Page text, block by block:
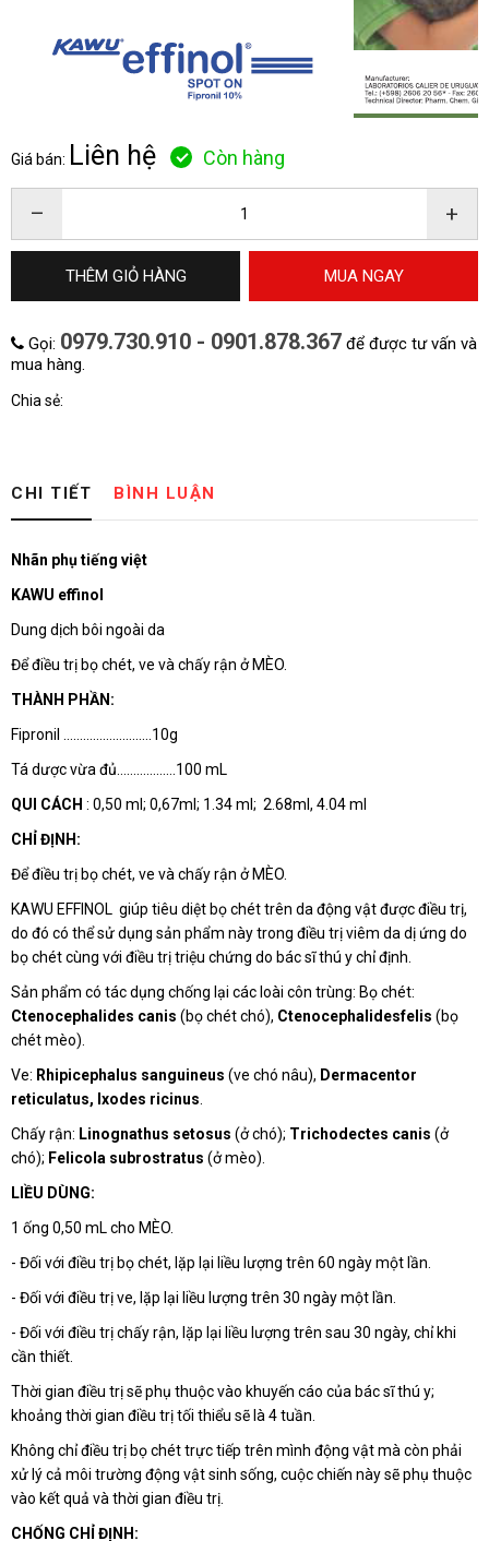
Giá bán: Liên hệ Còn hàng
– +
THÊM GIỎ HÀNG MUA NGAY
Gọi: 0979.730.910 - 0901.878.367 để được tư vấn và
mua hàng.
Chia sẻ:
CHI TIẾT BÌNH LUẬN
Nhãn phụ tiếng việt
KAWU effinol
Dung dịch bôi ngoài da
Để điều trị bọ chét, ve và chấy rận ở MÈO.
THÀNH PHẦN:
Fipronil ………………………10g
Tá dược vừa đủ………………100 mL
QUI CÁCH : 0,50 ml; 0,67ml; 1.34 ml; 2.68ml, 4.04 ml
CHỈ ĐỊNH:
Để điều trị bọ chét, ve và chấy rận ở MÈO.
KAWU EFFINOL giúp tiêu diệt bọ chét trên da động vật được điều trị,
do đó có thể sử dụng sản phẩm này trong điều trị viêm da dị ứng do
bọ chét cùng với điều trị triệu chứng do bác sĩ thú y chỉ định.
Sản phẩm có tác dụng chống lại các loài côn trùng: Bọ chét:
Ctenocephalides canis (bọ chét chó), Ctenocephalidesfelis (bọ
chét mèo).
Ve: Rhipicephalus sanguineus (ve chó nâu), Dermacentor
reticulatus, Ixodes ricinus
Chấy rận: Linognathus setosus (ở chó); Trichodectes canis (ở
chó); Felicola subrostratus (ở mèo).
LIỀU DÙNG:
1 ống 0,50 mL cho MÈO.
- Đối với điều trị bọ chét, lặp lại liều lượng trên 60 ngày một lần.
- Đối với điều trị ve, lặp lại liều lượng trên 30 ngày một lần.
- Đối với điều trị chấy rận, lặp lại liều lượng trên sau 30 ngày, chỉ khi
cần thiết.
Thời gian điều trị sẽ phụ thuộc vào khuyến cáo của bác sĩ thú y;
khoảng thời gian điều trị tối thiểu sẽ là 4 tuần.
Không chỉ điều trị bọ chét trực tiếp trên mình động vật mà còn phải
xử lý cả môi trường động vật sinh sống, cuộc chiến này sẽ phụ thuộc
vào kết quả và thời gian điều trị.
CHỐNG CHỈ ĐỊNH: